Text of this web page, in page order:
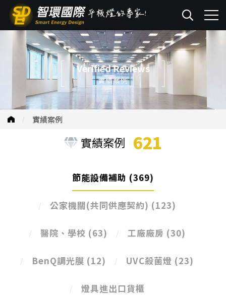
Verified Reviews
實績案例
實績案例
實績案例 621
節能設備補助 (369)
公家機關(共同供應契約) (123)
醫院、學校 (63) 工廠廠房 (30)
BenQ調光膜 (12) UVC殺菌燈 (23)
燈具進出口貨櫃